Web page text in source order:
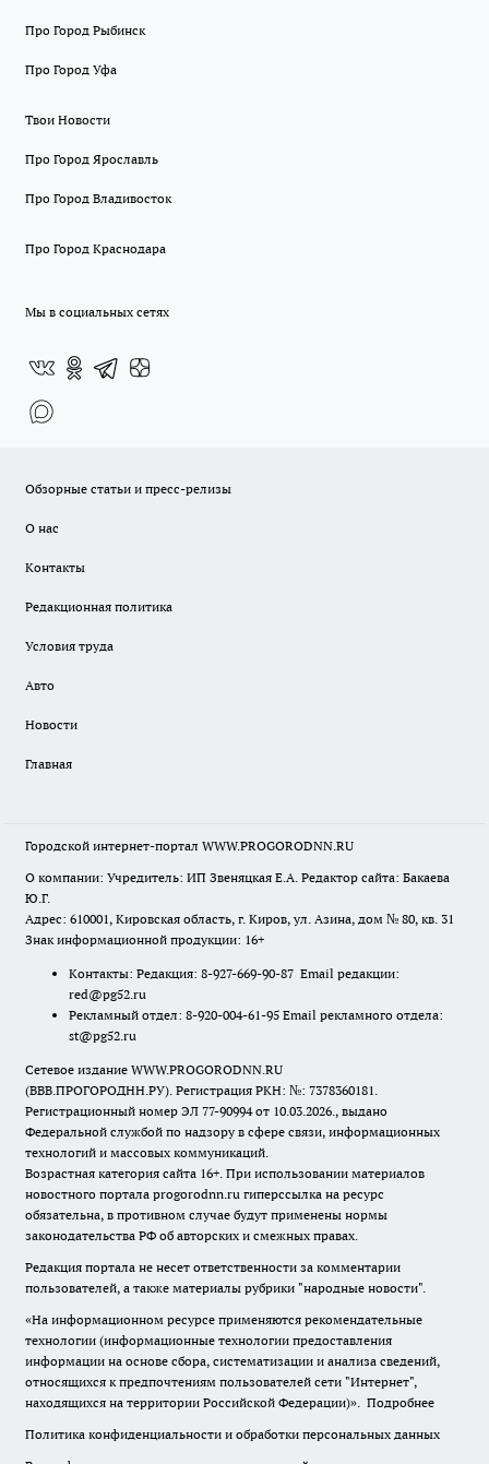
Про Город Рыбинск
Про Город Уфа
Твои Новости
Про Город Ярославль
Про Город Владивосток
Про Город Краснодара
Мы в социальных сетях
Обзорные статьи и пресс-релизы
О нас
Контакты
Редакционная политика
Условия труда
Авто
Новости
Главная
Городской интернет-портал WWW.PROGORODNN.RU
О компании: Учредитель: ИП Звеняцкая Е.А. Редактор сайта: Бакаева
Ю.Г.
Адрес: 610001, Кировская область, г. Киров, ул. Азина, дом № 80, кв. 31
Знак информационной продукции: 16+
Контакты: Редакция: 8-927-669-90-87 Email редакции:
red@pg52.ru
Рекламный отдел: 8-920-004-61-95 Email рекламного отдела:
st@pg52.ru
Сетевое издание WWW.PROGORODNN.RU
(ВВВ.ПРОГОРОДНН.РУ). Регистрация РКН: №: 7378360181.
Регистрационный номер ЭЛ 77-90994 от 10.03.2026., выдано
Федеральной службой по надзору в сфере связи, информационных
технологий и массовых коммуникаций.
Возрастная категория сайта 16+. При использовании материалов
новостного портала progorodnn.ru гиперссылка на ресурс
обязательна, в противном случае будут применены нормы
законодательства РФ об авторских и смежных правах.
Редакция портала не несет ответственности за комментарии
пользователей, а также материалы рубрики "народные новости".
«На информационном ресурсе применяются рекомендательные
технологии (информационные технологии предоставления
информации на основе сбора, систематизации и анализа сведений,
относящихся к предпочтениям пользователей сети "Интернет",
находящихся на территории Российской Федерации)». Подробнее
Политика конфиденциальности и обработки персональных данных